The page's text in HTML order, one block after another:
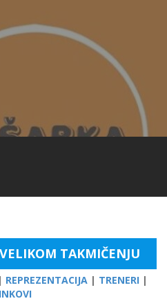
TAKMIČENJU
| REPREZENTACIJA | TRENERI |